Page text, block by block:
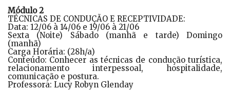
Módulo 2
TÉCNICAS DE CONDUÇÃO E RECEPTIVIDADE:
Data: 12/06 à 14/06 e 19/06 à 21/06
Sexta (Noite) Sábado (manhã e tarde) Domingo
(manhã)
Carga Horária: (28h/a)
Conteúdo: Conhecer as técnicas de condução turística,
relacionamento interpessoal, hospitalidade,
comunicação e postura.
Professora: Lucy Robyn Glenday